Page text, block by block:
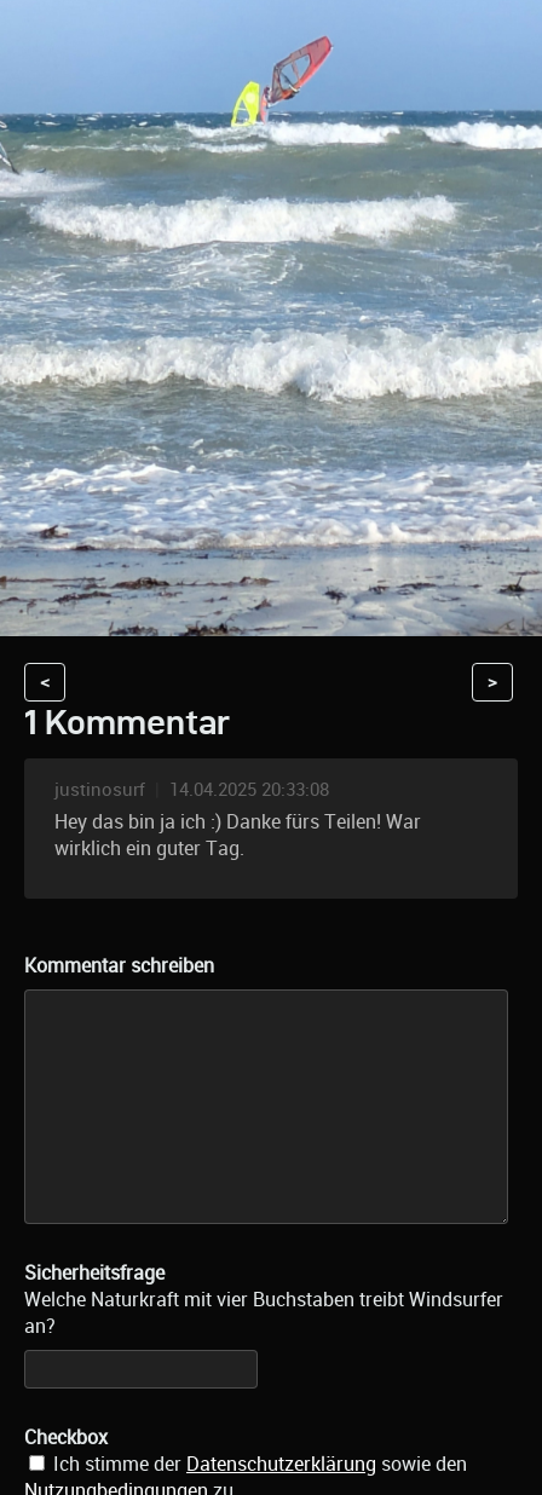
< >
1 Kommentar
justinosurf 14.04.2025 20:33:08
Hey das bin ja ich :) Danke fürs Teilen! War
wirklich ein guter Tag.
Kommentar schreiben
Sicherheitsfrage
Welche Naturkraft mit vier Buchstaben treibt Windsurfer
an?
Checkbox
Ich stimme der Datenschutzerklärung sowie den